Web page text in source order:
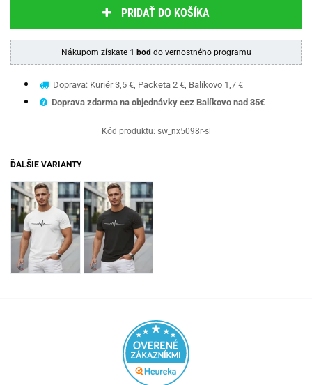
PRIDAŤ DO KOŠÍKA
Nákupom získate 1 bod do vernostného programu
Doprava: Kuriér 3,5 €, Packeta 2 €, Balíkovo 1,7 €
Doprava zdarma na objednávky cez Balíkovo nad 35€
Kód produktu: sw_nx5098r-sl
ĎALŠIE VARIANTY